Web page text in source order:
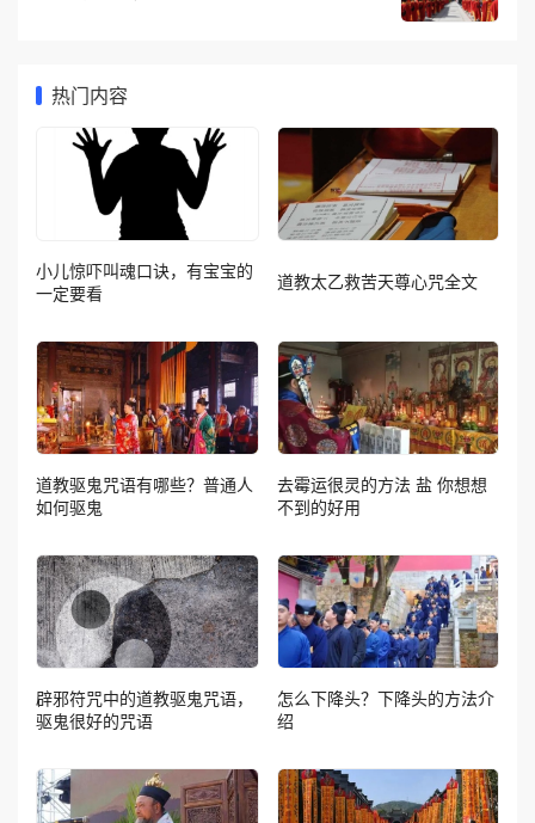
热门内容
小儿惊吓叫魂口诀，有宝宝的
一定要看
道教太乙救苦天尊心咒全文
道教驱鬼咒语有哪些？普通人
如何驱鬼
去霉运很灵的方法 盐 你想想
不到的好用
辟邪符咒中的道教驱鬼咒语，
驱鬼很好的咒语
怎么下降头？下降头的方法介
绍